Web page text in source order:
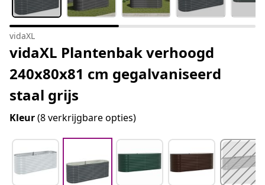
vidaXL
vidaXL Plantenbak verhoogd
240x80x81 cm gegalvaniseerd
staal grijs
Kleur(8 verkrijgbare opties)